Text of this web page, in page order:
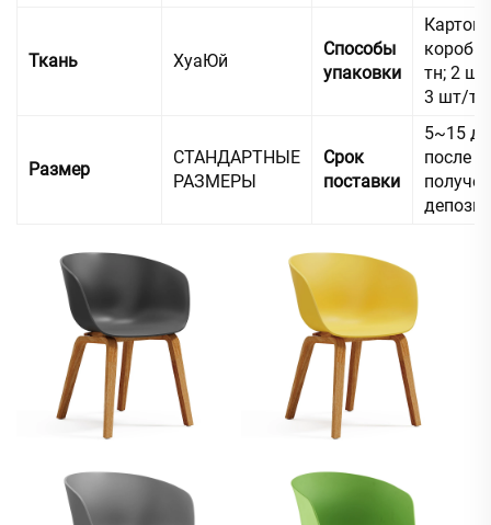
Ткань ХуаЮй
Способы
упаковки
тн; 2
3 шт/тн
Размер
СТАНДАРТНЫЕ
РАЗМЕРЫ
Срок
поставки
5~15
после